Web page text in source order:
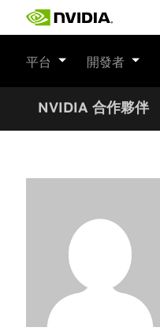
平台 開發者
NVIDIA 合作夥伴